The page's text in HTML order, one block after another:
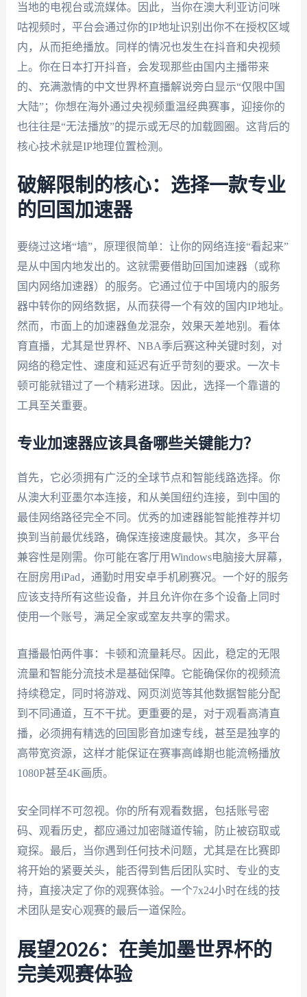
当地的电视台或流媒体。因此，当你在澳大利亚访问咪
咕视频时，平台会通过你的IP地址识别出你不在授权区域
内，从而拒绝播放。同样的情况也发生在抖音和央视频
上。你在日本打开抖音，会发现那些由国内主播带来
的、充满激情的中文世界杯直播解说旁白显示“仅限中国
大陆”；你想在海外通过央视频重温经典赛事，迎接你的
也往往是“无法播放”的提示或无尽的加载圆圈。这背后的
核心技术就是IP地理位置检测。
破解限制的核心：选择一款专业
的回国加速器
要绕过这堵“墙”，原理很简单：让你的网络连接“看起来”
是从中国内地发出的。这就需要借助回国加速器（或称
国内网络加速器）的服务。它通过位于中国境内的服务
器中转你的网络数据，从而获得一个有效的国内IP地址。
然而，市面上的加速器鱼龙混杂，效果天差地别。看体
育直播，尤其是世界杯、NBA季后赛这种关键时刻，对
网络的稳定性、速度和延迟有近乎苛刻的要求。一次卡
顿可能就错过了一个精彩进球。因此，选择一个靠谱的
工具至关重要。
专业加速器应该具备哪些关键能力？
首先，它必须拥有广泛的全球节点和智能线路选择。你
从澳大利亚墨尔本连接，和从美国纽约连接，到中国的
最佳网络路径完全不同。优秀的加速器能智能推荐并切
换到当前最优线路，确保连接速度最快。其次，多平台
兼容性是刚需。你可能在客厅用Windows电脑接大屏幕，
在厨房用iPad，通勤时用安卓手机刷赛况。一个好的服务
应该支持所有这些设备，并且允许你在多个设备上同时
使用一个账号，满足全家或室友共享的需求。
直播最怕两件事：卡顿和流量耗尽。因此，稳定的无限
流量和智能分流技术是基础保障。它能确保你的视频流
持续稳定，同时将游戏、网页浏览等其他数据智能分配
到不同通道，互不干扰。更重要的是，对于观看高清直
播，必须拥有精选的回国影音加速专线，甚至是独享的
高带宽资源，这样才能保证在赛事高峰期也能流畅播放
1080P甚至4K画质。
安全同样不可忽视。你的所有观看数据，包括账号密
码、观看历史，都应通过加密隧道传输，防止被窃取或
窥探。最后，当你遇到任何技术问题，尤其是在比赛即
将开始的紧要关头，能否得到售后团队实时、专业的支
持，直接决定了你的观赛体验。一个7x24小时在线的技
术团队是安心观赛的最后一道保险。
展望2026：在美加墨世界杯的
完美观赛体验